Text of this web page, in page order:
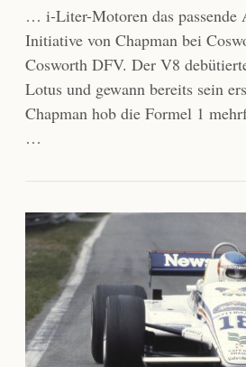
… i-Liter-Motoren das passende
Initiative von Chapman bei
Cosworth DFV. Der V8
Lotus und gewann bereits sein
Chapman hob die Formel 1
…